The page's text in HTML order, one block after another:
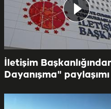
İletişim
Dayanışma" paylaşımı